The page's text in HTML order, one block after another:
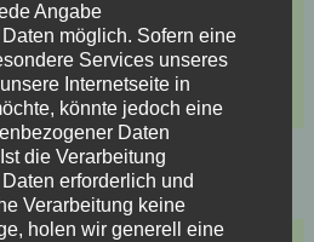
?p=1713
WEITER
Angabe
möglich. Sofern eine
Services unseres
Internetseite in
könnte jedoch eine
Daten
die Verarbeitung
erforderlich und
Verarbeitung keine
holen wir generell eine